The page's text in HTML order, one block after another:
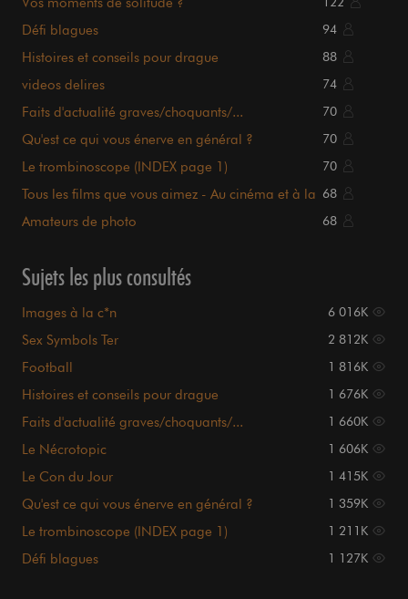
Accueil forum Backstage
En ce moment sur backstage...
Sujets les plus suivis